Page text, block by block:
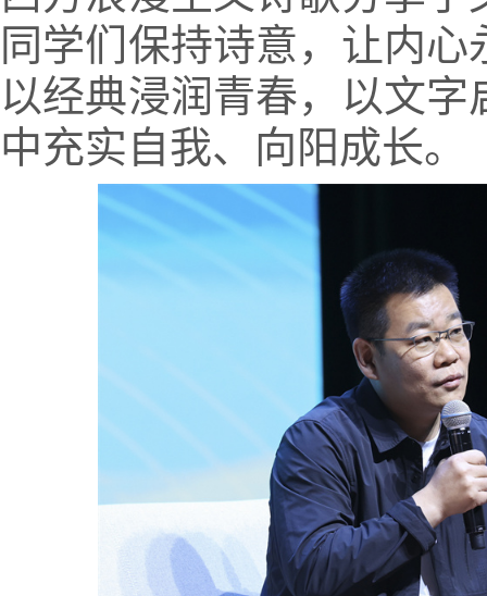
同学们保持诗意，让内
以经典浸润青春，以文
中充实自我、向阳成长。